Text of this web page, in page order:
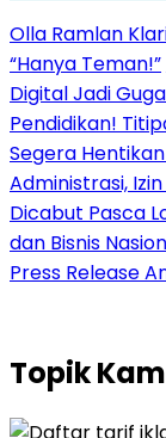
Olla Ramlan
“Hanya Teman!”
Digital Jadi
Pendidikan!
Segera
Administrasi,
Dicabut Pasca
dan Bisnis
Press Release
Topik